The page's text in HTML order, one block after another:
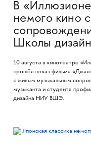
В
немого кино
Школы
10 августа в кинотеатре
прошёл показ фильма
с живым музыкальным
музыканта и студента
дизайна НИУ ВШЭ.